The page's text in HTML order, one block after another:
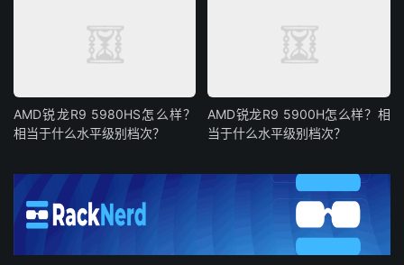
AMD锐龙R9 5980HS怎么样？
相当于什么水平级别档次？
AMD锐龙R9 5900H怎么样？相
当于什么水平级别档次？